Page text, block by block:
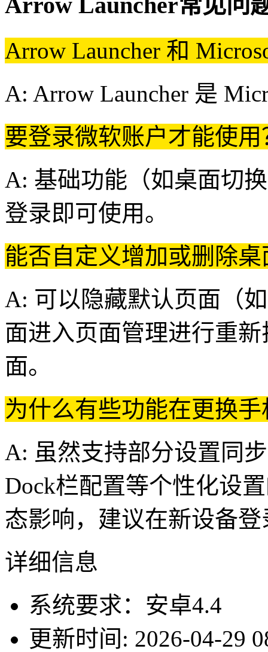
Arrow Launcher 和
A: ‌Arrow Launcher 是
要登录微软账户才能使用
A: 基础功能（如桌面切
登录即可使用。
能否自定义增加或删除
A: 可以隐藏默认页面（
面进入页面管理进行重
面。
为什么有些功能在更换
A: 虽然支持部分设置同
Dock栏配置等个性化设
态影响，建议在新设备
详细信息
系统要求：安卓4.4
更新时间: 2026-04-29